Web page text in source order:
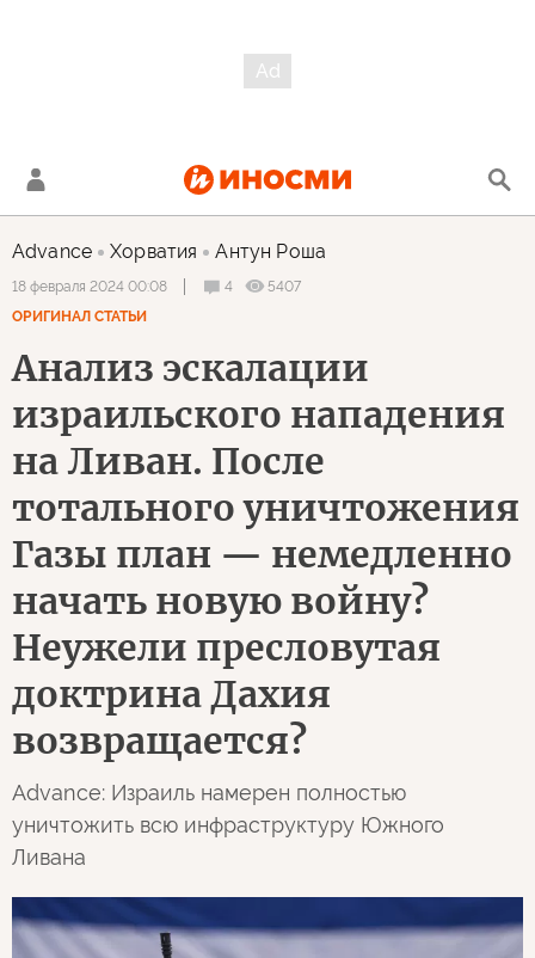
Advance Хорватия Антун Роша
18 февраля 2024 00:08 4
5407
ОРИГИНАЛ СТАТЬИ
Анализ эскалации
израильского нападения
на Ливан. После
тотального уничтожения
Газы план — немедленно
начать новую войну?
Неужели пресловутая
доктрина Дахия
возвращается?
Advancе: Израиль намерен полностью
уничтожить всю инфраструктуру Южного
Ливана